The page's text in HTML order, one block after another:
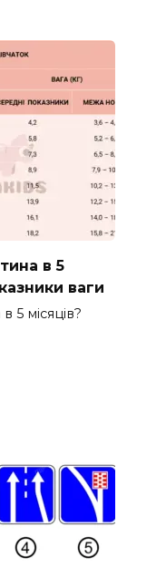
в 5
ваги
5 місяців?